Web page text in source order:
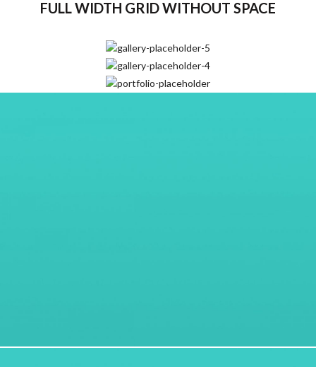
FULL WIDTH GRID WITHOUT SPACE